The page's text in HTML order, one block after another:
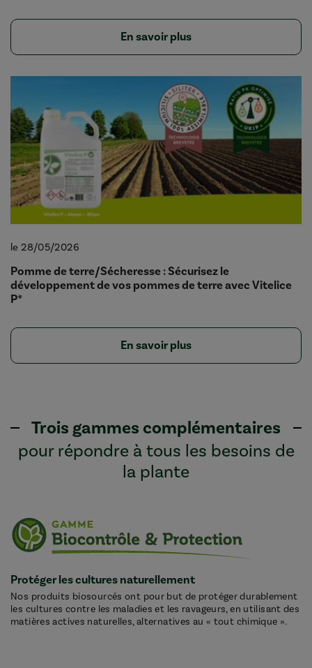
En savoir plus
le 28/05/2026
Pomme de terre/Sécheresse : Sécurisez le
développement de vos pommes de terre avec Vitelice
P*
En savoir plus
Trois gammes complémentaires
pour répondre à tous les besoins de
la plante
Protéger les cultures naturellement
Nos produits biosourcés ont pour but de protéger durablement
les cultures contre les maladies et les ravageurs, en utilisant des
matières actives naturelles, alternatives au « tout chimique ».